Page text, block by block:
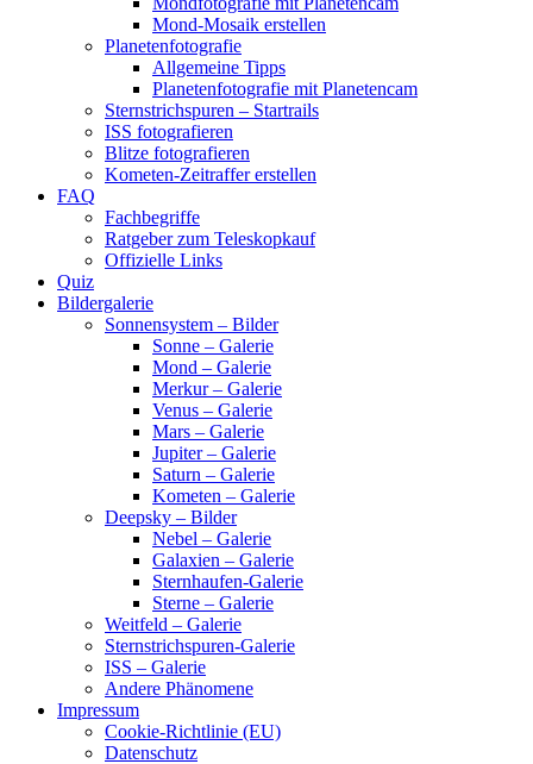
Mond-Mosaik erstellen
Planetenfotografie
Allgemeine Tipps
Planetenfotografie mit Planetencam
Sternstrichspuren – Startrails
ISS fotografieren
Blitze fotografieren
Kometen-Zeitraffer erstellen
FAQ
Fachbegriffe
Ratgeber zum Teleskopkauf
Offizielle Links
Quiz
Bildergalerie
Sonnensystem – Bilder
Sonne – Galerie
Mond – Galerie
Merkur – Galerie
Venus – Galerie
Mars – Galerie
Jupiter – Galerie
Saturn – Galerie
Kometen – Galerie
Deepsky – Bilder
Nebel – Galerie
Galaxien – Galerie
Sternhaufen-Galerie
Sterne – Galerie
Weitfeld – Galerie
Sternstrichspuren-Galerie
ISS – Galerie
Andere Phänomene
Impressum
Cookie-Richtlinie (EU)
Datenschutz